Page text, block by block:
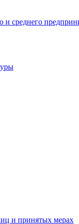
среднего
и принятых мерах